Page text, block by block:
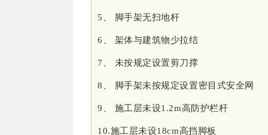
5、 脚手架无扫地杆
6、 架体与建筑物少拉结
7、 未按规定设置剪刀撑
8、 脚手架未按规定设置密目式安全网
9、 施工层未设1.2m高防护栏杆
10.施工层未设18cm高挡脚板